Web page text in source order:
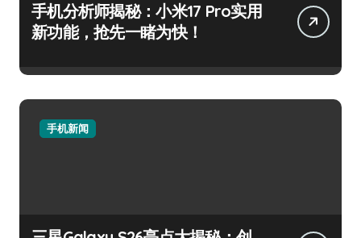
手机分析师揭秘：小米17 Pro实用
新功能，抢先一睹为快！
手机新闻